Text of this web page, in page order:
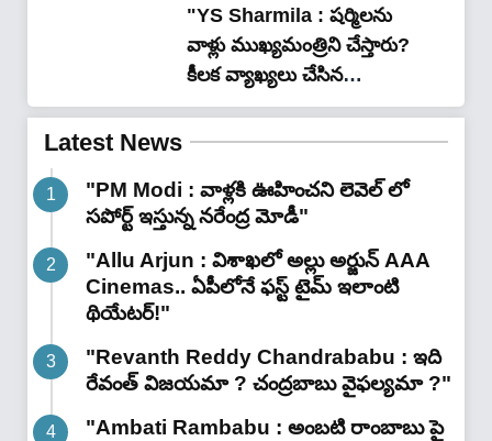
"YS Sharmila : షర్మిలను
వాళ్లు ముఖ్యమంత్రిని చేస్తారు?
కీలక వ్యాఖ్యలు చేసిన
రచయిత?"
Latest News
"PM Modi : వాళ్లకి ఊహించని లెవెల్ లో
సపోర్ట్ ఇస్తున్న నరేంద్ర మోడీ"
"Allu Arjun : విశాఖలో అల్లు అర్జున్ AAA
Cinemas.. ఏపీలోనే ఫస్ట్ టైమ్ ఇలాంటి
థియేటర్!"
"Revanth Reddy Chandrababu : ఇది
రేవంత్ విజయమా ? చంద్రబాబు వైఫల్యమా ?"
"Ambati Rambabu : అంబటి రాంబాబు పై